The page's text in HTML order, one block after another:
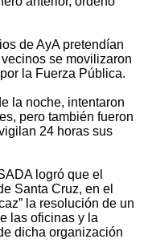
de AyA pretendían
se movilizaron
la Fuerza Pública.
la noche, intentaron
pero también fueron
24 horas sus
logró que el
Santa Cruz, en el
la resolución de un
las oficinas y la
dicha organización